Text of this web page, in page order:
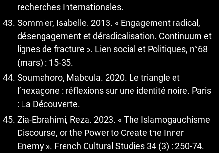
recherches Internationales.
Sommier, Isabelle. 2013. « Engagement radical,
désengagement et déradicalisation. Continuum et
lignes de fracture ». Lien social et Politiques, n°68
(mars) : 15-35.
Soumahoro, Maboula. 2020. Le triangle et
l’hexagone : réflexions sur une identité noire. Paris
: La Découverte.
Zia-Ebrahimi, Reza. 2023. « The Islamogauchisme
Discourse, or the Power to Create the Inner
Enemy ». French Cultural Studies 34 (3) : 250-74.